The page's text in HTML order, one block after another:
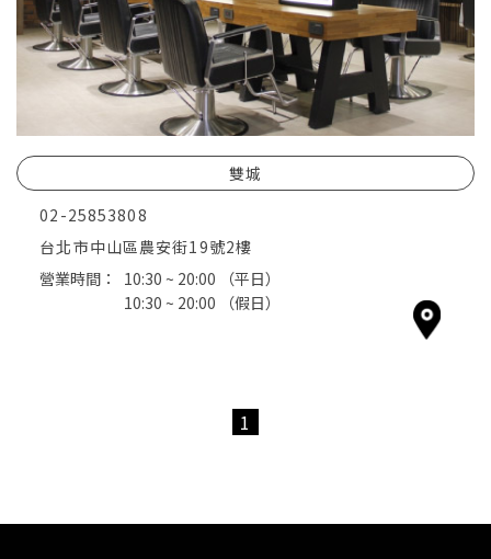
雙城
02-25853808
台北市中山區農安街19號2樓
營業時間：
10:30 ~ 20:00
（平日）
10:30 ~ 20:00
（假日）
1